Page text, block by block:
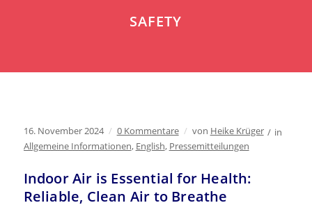
SAFETY
16. November 2024 / 0 Kommentare / von Heike Krüger / in
Allgemeine Informationen, English, Pressemitteilungen
Indoor Air is Essential for Health:
Reliable, Clean Air to Breathe